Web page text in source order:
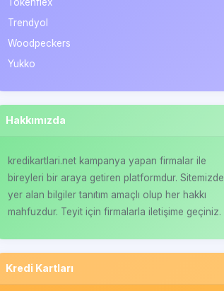
Tokenflex
Trendyol
Woodpeckers
Yukko
Hakkımızda
kredikartlari.net kampanya yapan firmalar ile
bireyleri bir araya getiren platformdur. Sitemizde
yer alan bilgiler tanıtım amaçlı olup her hakkı
mahfuzdur. Teyit için firmalarla iletişime geçiniz.
Kredi Kartları